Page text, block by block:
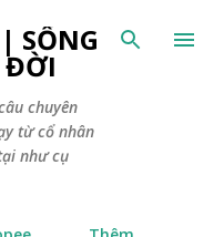
chính
SỐNG
ĐỜI
chuyên
từ cổ nhân
như cụ